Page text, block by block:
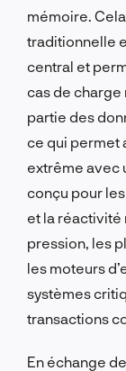
mémoire.
traditionnelle
central et
cas de
partie des
ce qui permet
extrême avec
conçu pour
et la réactivité
pression, les
les moteurs
systèmes
transactions
En échange